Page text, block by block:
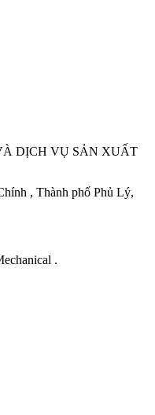
DỊCH VỤ SẢN XUẤT
, Thành phố Phủ Lý,
.